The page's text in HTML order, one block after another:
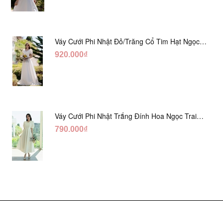
Váy Cưới Phi Nhật Đỏ/Trăng Cổ Tim Hạt Ngọc
DC548
920.000₫
Váy Cưới Phi Nhật Trắng Đính Hoa Ngọc Trai
Lửng DC465
790.000₫